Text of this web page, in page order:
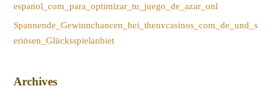
espanol_com_para_optimizar_tu_juego_de_azar_onl
Spannende_Gewinnchancen_bei_thenvcasinos_com_de_und_s
eriösen_Glücksspielanbiet
Archives